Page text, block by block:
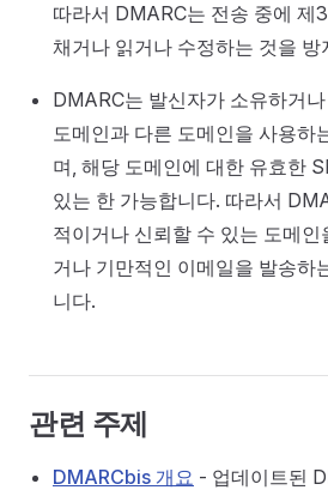
따라서 DMARC는 전송 중에 제
채거나 읽거나 수정하는 것을 방
DMARC는 발신자가 소유하거
도메인과 다른 도메인을 사용하
며, 해당 도메인에 대한 유효한
있는 한 가능합니다. 따라서
적이거나 신뢰할 수 있는 도메
거나 기만적인 이메일을 발송하
니다.
관련 주제
DMARCbis 개요 - 업데이트된